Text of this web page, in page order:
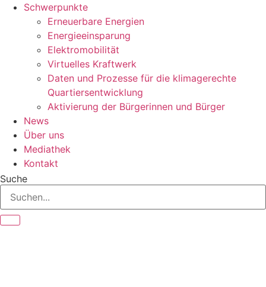
Schwerpunkte
Erneuerbare Energien
Energieeinsparung
Elektromobilität
Virtuelles Kraftwerk
Daten und Prozesse für die klimagerechte
Quartiersentwicklung
Aktivierung der Bürgerinnen und Bürger
News
Über uns
Mediathek
Kontakt
Suche